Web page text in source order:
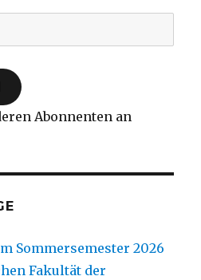
Abonnenten an
Sommersemester 2026
Fakultät der